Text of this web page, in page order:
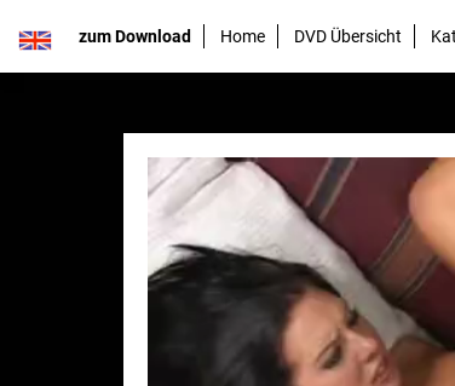
zum Download Home DVD Übersicht